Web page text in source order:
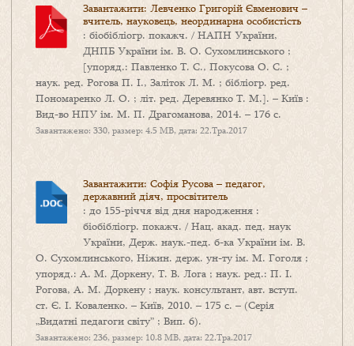
Завантажити: Левченко Григорій Євменович –
вчитель, науковець, неординарна особистість
: біобібліогр. покажч. / НАПН України,
ДНПБ України ім. В. О. Сухомлинського ;
[упоряд.: Павленко Т. С., Покусова О. С. ;
наук. ред. Рогова П. І., Заліток Л. М. ; бібліогр. ред.
Пономаренко Л. О. ; літ. ред. Деревянко Т. М.]. – Київ :
Вид-во НПУ ім. М. П. Драгоманова, 2014. – 176 с.
Завантажено: 330, размер: 4.5 MB, дата: 22.Тра.2017
Завантажити: Софія Русова – педагог,
державний діяч, просвітитель
: до 155-річчя від дня народження :
біобібліогр. покажч. / Нац. акад. пед. наук
України, Держ. наук.-пед. б-ка України ім. В.
О. Сухомлинського, Ніжин. держ. ун-ту ім. М. Гоголя ;
упоряд.: А. М. Доркену, Т. В. Лога ; наук. ред.: П. І.
Рогова, А. М. Доркену ; наук. консультант, авт. вступ.
ст. Є. І. Коваленко. – Київ, 2010. – 175 с. – (Серія
„Видатні педагоги світу” ; Вип. 6).
Завантажено: 236, размер: 10.8 MB, дата: 22.Тра.2017